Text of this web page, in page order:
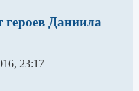
Даниила
23:17